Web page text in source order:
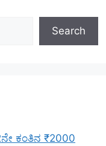
Search
ಕಂತಿನ ₹2000